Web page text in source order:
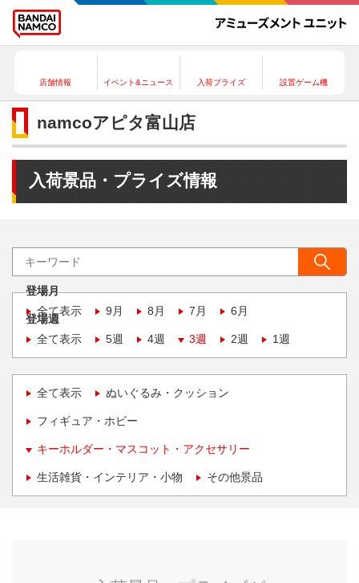
店舗情報 イベント&ニュース 入荷プライズ 設置ゲーム機
namcoアピタ富山店
入荷景品・プライズ情報
登場月
全て表示
9月 8月 7月 6月
登場週
全て表示
5週 4週 3週 2週 1週
全て表示 ぬいぐるみ・クッション
フィギュア・ホビー
キーホルダー・マスコット・アクセサリー
生活雑貨・インテリア・小物 その他景品